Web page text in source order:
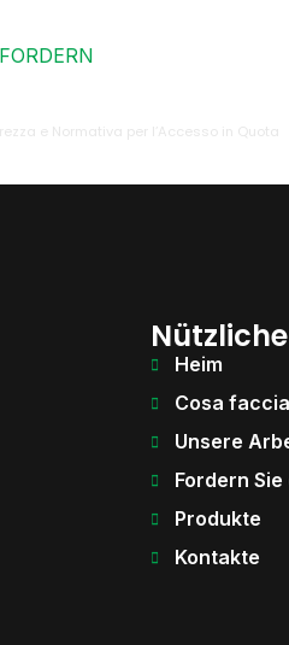
e Normativa per l’Accesso in Quota
Heim
Cosa
Unsere
Fordern
Produkte
Kontakte